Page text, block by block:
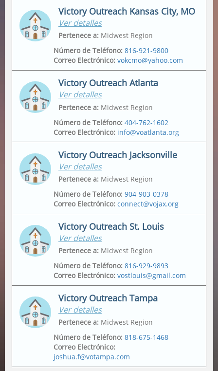
Victory Outreach Kansas City, MO
Ver detalles
Pertenece a: Midwest Region
Número de Teléfono: 816-921-9800
Correo Electrónico: vokcmo@yahoo.com
Domicilio
2547 Jackson Ave,
2547 Jackson Ave
Victory Outreach Atlanta
Ver detalles
Pertenece a: Midwest Region
Número de Teléfono: 404-762-1602
Correo Electrónico: info@voatlanta.org
Domicilio
2175 Metropolitan Pkwy Sw,
Po Box 162307
Victory Outreach Jacksonville
Ver detalles
Pertenece a: Midwest Region
Número de Teléfono: 904-903-0378
Correo Electrónico: connect@vojax.org
Domicilio
6201 Norwood Avenue,
Jacksonville
32208
Dirección Postal
12665 Biscayne Lake Drive,
Jacksonville,32218
Victory Outreach St. Louis
Ver detalles
Pertenece a: Midwest Region
Número de Teléfono: 816-929-9893
Correo Electrónico: vostlouis@gmail.com
Domicilio
1015 Tempo Drive,
Saint Louis
63146
Dirección Postal
1015 Tempo Drive
Saint Louis
Victory Outreach Tampa
Ver detalles
Pertenece a: Midwest Region
Número de Teléfono: 818-675-1468
Correo Electrónico:
joshua.f@votampa.com